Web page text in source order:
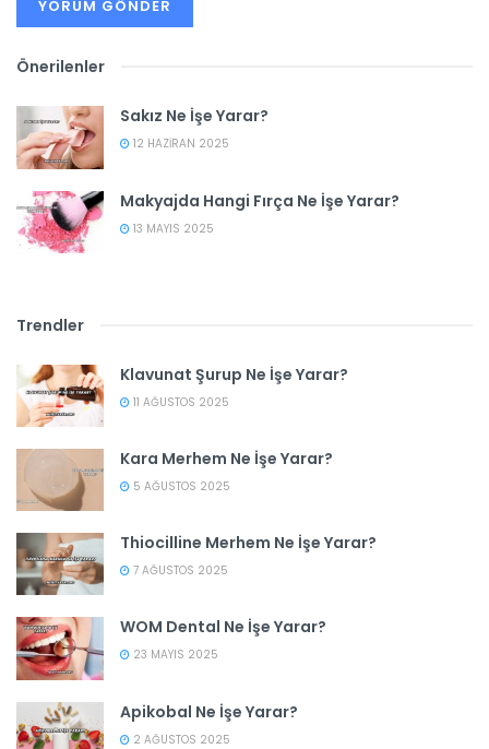
Önerilenler
Sakız Ne İşe Yarar?
12 HAZIRAN 2025
Makyajda Hangi Fırça Ne İşe Yarar?
13 MAYIS 2025
Trendler
Klavunat Şurup Ne İşe Yarar?
11 AĞUSTOS 2025
Kara Merhem Ne İşe Yarar?
5 AĞUSTOS 2025
Thiocilline Merhem Ne İşe Yarar?
7 AĞUSTOS 2025
WOM Dental Ne İşe Yarar?
23 MAYIS 2025
Apikobal Ne İşe Yarar?
2 AĞUSTOS 2025